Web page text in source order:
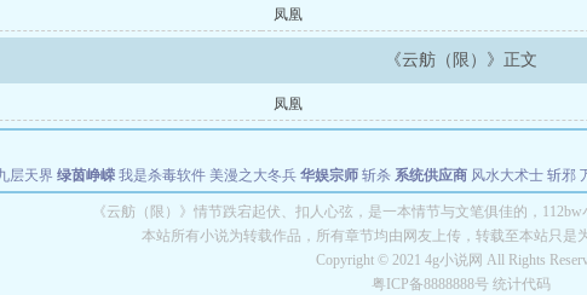
凤凰
《云舫（限）》正文
凤凰
层天界 绿茵峥嵘 我是杀毒软件 美漫之大冬兵 华娱宗师 斩杀 系统供应商 风水大术士 斩邪
教练万岁 都市全能巨星 绝对交易 全职武神 位面复制大师 华娱特效大亨 原始大
长别打脸
《云舫（限）》情节跌宕起伏、扣人心弦，是一本情节与文笔俱佳的，
本站所有小说为转载作品，所有章节均由网友上传，转载至本站只是
Copyright © 2021 4g小说网 All Rights
粤ICP备8888888号 统计代码